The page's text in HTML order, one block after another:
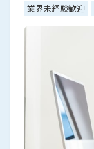
業界未経験歓迎